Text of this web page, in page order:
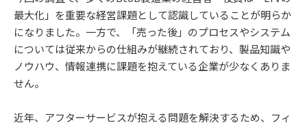
最大化」を重要な経営課題として認識していることが明らか
になりました。一方で、「売った後」のプロセスやシステム
については従来からの仕組みが継続されており、製品知識や
ノウハウ、情報連携に課題を抱えている企業が少なくありま
せん。
近年、アフターサービスが抱える問題を解決するため、フィ